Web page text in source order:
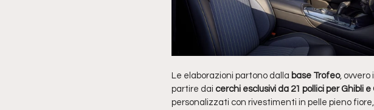
Le elaborazioni partono dalla base Trofeo, ovvero il
partire dai cerchi esclusivi da 21 pollici per Ghibli
personalizzati con rivestimenti in pelle pieno